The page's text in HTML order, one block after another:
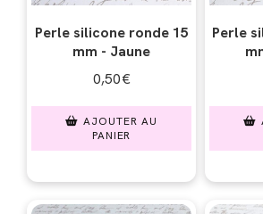
Perle silicone ronde 15
mm - Jaune
0,50€
AJOUTER AU
PANIER
Perle